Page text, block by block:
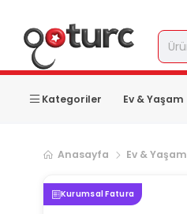
Kategoriler Ev & Yaşam
Anasayfa Ev & Yaşam
Kurumsal Fatura